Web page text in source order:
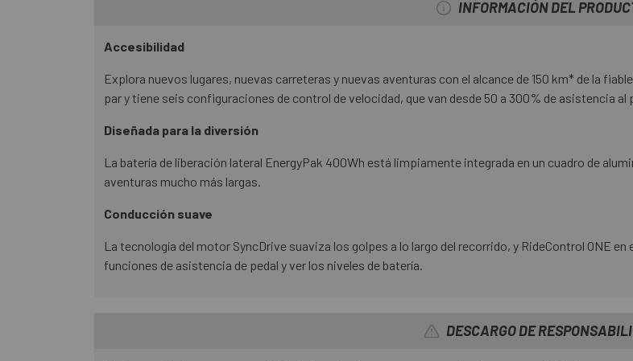
INFORMACIÓN DEL
Accesibilidad
Explora nuevos lugares, nuevas carreteras y nuevas aventuras con el alcance de 150 km* de la
par y tiene seis configuraciones de control de velocidad, que van desde 50 a 300% de asistencia al
Diseñada para la diversión
La batería de liberación lateral EnergyPak 400Wh está limpiamente integrada en un cuadro de
aventuras mucho más largas.
Conducción suave
La tecnología del motor SyncDrive suaviza los golpes a lo largo del recorrido, y RideControl ONE
funciones de asistencia de pedal y ver los niveles de batería.
DESCARGO DE